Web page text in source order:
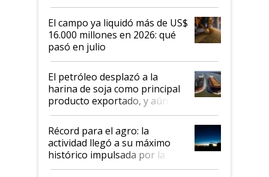
El campo ya liquidó más de US$
16.000 millones en 2026: qué
pasó en julio
El petróleo desplazó a la
harina de soja como principal
producto exportado, y aún así
el agro aportó casi seis de cada
diez dólares y sostuvo el
liderazgo en un semestre
récord
Récord para el agro: la
actividad llegó a su máximo
histórico impulsada por la
cosecha y las exportaciones